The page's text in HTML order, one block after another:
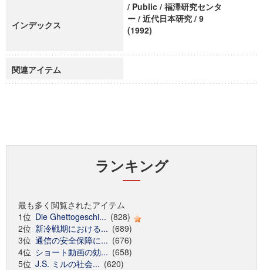
インデックス
/ Public / 福澤研究センタ
ー / 近代日本研究 / 9
(1992)
関連アイテム
ランキング
最も多く閲覧されたアイテム
1位 Die Ghettogeschi... (828)
2位 新冷戦期における... (689)
3位 通信の安全保障に... (676)
4位 ショート動画の効... (658)
5位 J.S. ミルの社会... (620)